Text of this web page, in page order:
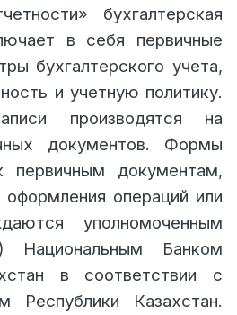
бухгалтерская
в себя первичные
бухгалтерского учета,
и учетную политику.
производятся на
документов. Формы
первичным документам,
операций или
уполномоченным
Национальным Банком
в соответствии с
Республики Казахстан.